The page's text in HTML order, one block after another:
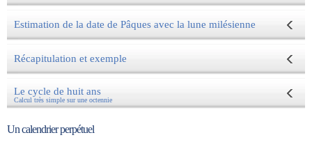
Estimation de la date de Pâques avec la lune milésienne
Récapitulation et exemple
Le cycle de huit ans
Calcul très simple sur une octennie
Un calendrier perpétuel